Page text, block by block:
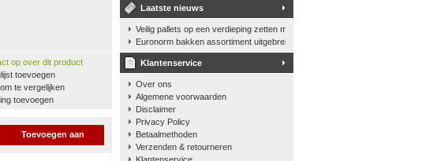
op over dit product
toevoegen
te vergelijken
toevoegen
Toevoegen aan
Laatste nieuws
Veilig pallets op een verdieping zetten met een palletkantelhek
Euronorm bakken assortiment uitgebreid
Klantenservice
Over ons
Algemene voorwaarden
Disclaimer
Privacy Policy
Betaalmethoden
Verzenden & retourneren